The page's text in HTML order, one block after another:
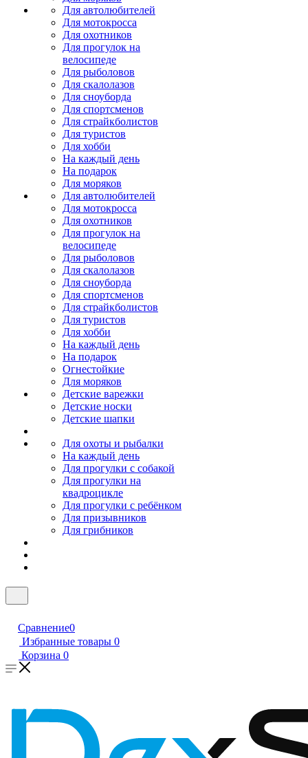
Для автолюбителей
Для мотокросса
Для охотников
Для прогулок на
велосипеде
Для рыболовов
Для скалолазов
Для сноуборда
Для спортсменов
Для страйкболистов
Для туристов
Для хобби
На каждый день
На подарок
Для моряков
Для автолюбителей
Для мотокросса
Для охотников
Для прогулок на
велосипеде
Для рыболовов
Для скалолазов
Для сноуборда
Для спортсменов
Для страйкболистов
Для туристов
Для хобби
На каждый день
На подарок
Огнестойкие
Для моряков
Детские варежки
Детские носки
Детские шапки
Для охоты и рыбалки
На каждый день
Для прогулки с собакой
Для прогулки на
квадроцикле
Для прогулки с ребёнком
Для призывников
Для грибников
Сравнение0
Избранные товары 0
Корзина 0